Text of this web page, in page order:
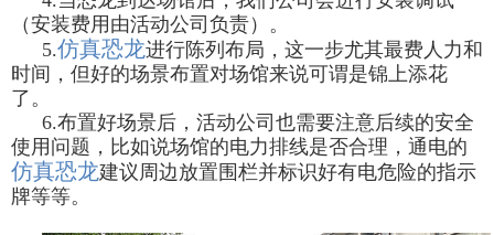
（安装费用由活动公司负责）。
5.仿真恐龙进行陈列布局，这一步尤其最费人力和
时间，但好的场景布置对场馆来说可谓是锦上添花
了。
6.布置好场景后，活动公司也需要注意后续的安全
使用问题，比如说场馆的电力排线是否合理，通电的
仿真恐龙建议周边放置围栏并标识好有电危险的指示
牌等等。